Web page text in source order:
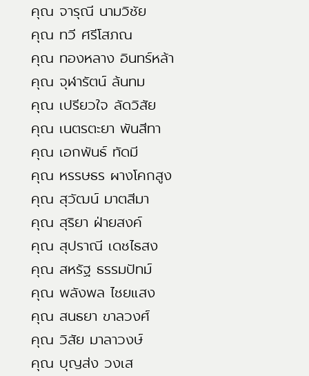
คุณ จารุณี นามวิชัย
คุณ ทวี ศรีโสภณ
คุณ ทองหลาง อินทร์หล้า
คุณ จุฬารัตน์ ล้นทม
คุณ เปรียวใจ ลัดวิสัย
คุณ เนตรตะยา พันสีทา
คุณ เอกพันธ์ ทัดมี
คุณ หรรษธร ผางโคกสูง
คุณ สุวัฒน์ มาตสีมา
คุณ สุริยา ฝ่ายสงค์
คุณ สุปราณี เดชไธสง
คุณ สหรัฐ ธรรมปัทม์
คุณ พลังพล ไชยแสง
คุณ สนธยา ขาลวงศ์
คุณ วิสัย มาลาวงษ์
คุณ บุญส่ง วงเส